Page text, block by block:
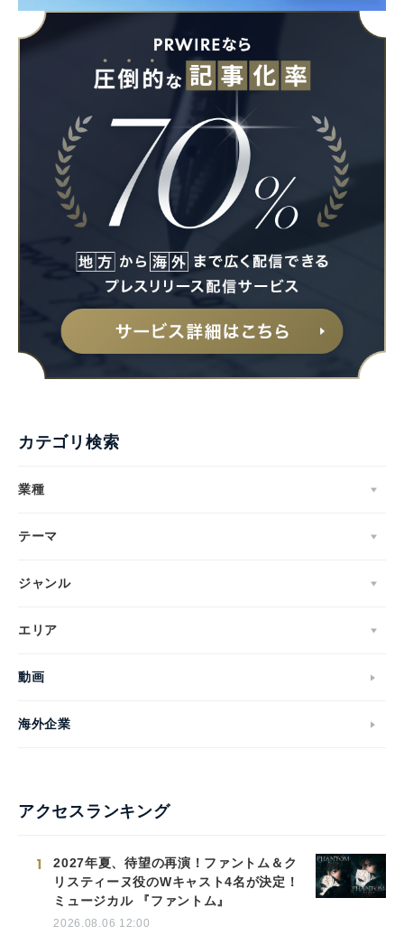
カテゴリ検索
業種
テーマ
ジャンル
エリア
動画
海外企業
アクセスランキング
1
2027年夏、待望の再演！ファントム＆ク
リスティーヌ役のWキャスト4名が決定！
ミュージカル 『ファントム』
2026.08.06 12:00